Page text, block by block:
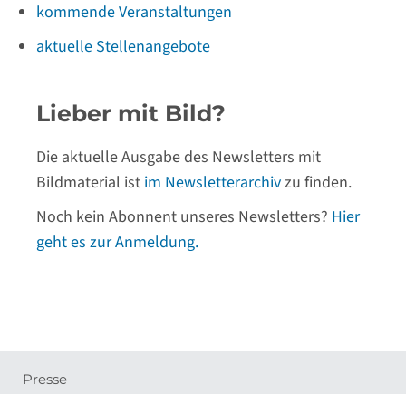
kommende Veranstaltungen
aktuelle Stellenangebote
Lieber mit Bild?
Die aktuelle Ausgabe des Newsletters mit
Bildmaterial ist im Newsletterarchivzu finden.
Noch kein Abonnent unseres Newsletters? Hier
geht es zur Anmeldung.
Meta-
Presse